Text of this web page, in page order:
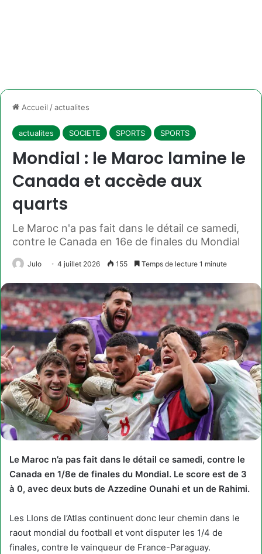
Accueil /actualites
actualites SOCIETE SPORTS SPORTS
Mondial : le Maroc lamine le
Canada et accède aux
quarts
Le Maroc n'a pas fait dans le détail ce samedi,
contre le Canada en 16e de finales du Mondial
Julo 4 juillet 2026 155 Temps de lecture 1 minute
Le Maroc n’a pas fait dans le détail ce samedi, contre le
Canada en 1/8e de finales du Mondial. Le score est de 3
à 0, avec deux buts de Azzedine Ounahi et un de Rahimi.
Les LIons de l’Atlas continuent donc leur chemin dans le
raout mondial du football et vont disputer les 1/4 de
finales, contre le vainqueur de France-Paraguay.